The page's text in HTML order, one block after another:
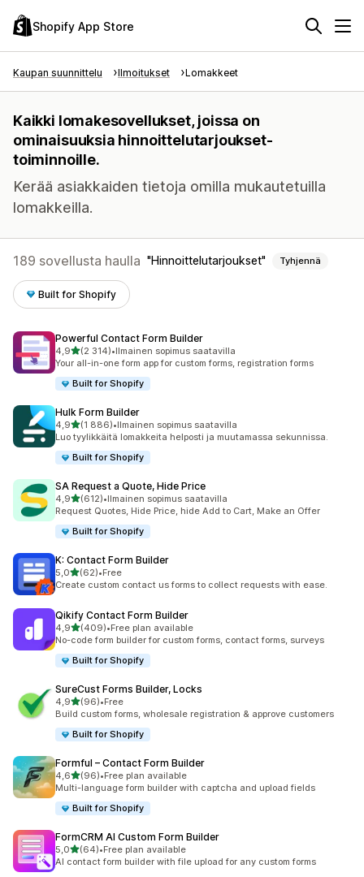
Shopify App Store
Kaupan suunnittelu Ilmoitukset Lomakkeet
Kaikki lomakesovellukset, joissa on
ominaisuuksia hinnoittelutarjoukset-
toiminnoille.
Kerää asiakkaiden tietoja omilla mukautetuilla
lomakkeilla.
189 sovellusta haulla Hinnoittelutarjoukset Tyhjennä
Built for Shopify
Powerful Contact Form Builder
4,9/ 5 tähteä
(2 314)
2314 arvostelua yhteensä
•Ilmainen sopimus saatavilla
Your all-in-one form app for custom forms, registration forms
Built for Shopify
Hulk Form Builder
4,9/ 5 tähteä
(1 886)
1886 arvostelua yhteensä
•Ilmainen sopimus saatavilla
Luo tyylikkäitä lomakkeita helposti ja muutamassa sekunnissa.
Built for Shopify
SA Request a Quote, Hide Price
4,9/ 5 tähteä
(612)
612 arvostelua yhteensä
•Ilmainen sopimus saatavilla
Request Quotes, Hide Price, hide Add to Cart, Make an Offer
Built for Shopify
K: Contact Form Builder
5,0/ 5 tähteä
(62)
62 arvostelua yhteensä
•Free
Create custom contact us forms to collect requests with ease.
Qikify Contact Form Builder
4,9/ 5 tähteä
(409)
409 arvostelua yhteensä
•Free plan available
No-code form builder for custom forms, contact forms, surveys
Built for Shopify
SureCust Forms Builder, Locks
4,9/ 5 tähteä
(96)
96 arvostelua yhteensä
•Free
Build custom forms, wholesale registration & approve customers
Built for Shopify
Formful – Contact Form Builder
4,6/ 5 tähteä
(96)
96 arvostelua yhteensä
•Free plan available
Multi-language form builder with captcha and upload fields
Built for Shopify
FormCRM AI Custom Form Builder
5,0/ 5 tähteä
(64)
64 arvostelua yhteensä
•Free plan available
AI contact form builder with file upload for any custom forms